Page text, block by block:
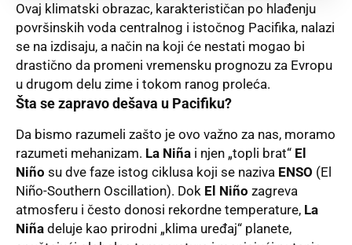
Ovaj klimatski obrazac, karakterističan po hlađenju
površinskih voda centralnog i istočnog Pacifika, nalazi
se na izdisaju, a način na koji će nestati mogao bi
drastično da promeni vremensku prognozu za Evropu
u drugom delu zime i tokom ranog proleća.
Šta se zapravo dešava u Pacifiku?
Da bismo razumeli zašto je ovo važno za nas, moramo
razumeti mehanizam. La Niña i njen „topli brat“ El
Niño su dve faze istog ciklusa koji se naziva ENSO (El
Niño-Southern Oscillation). Dok El Niño zagreva
atmosferu i često donosi rekordne temperature, La
Niña deluje kao prirodni „klima uređaj“ planete,